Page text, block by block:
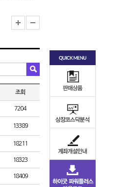
조회
7204
13389
18211
18323
18409